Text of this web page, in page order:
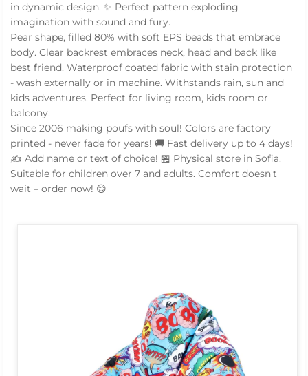
in dynamic design. ✨ Perfect pattern exploding
imagination with sound and fury.
Pear shape, filled 80% with soft EPS beads that embrace
body. Clear backrest embraces neck, head and back like
best friend. Waterproof coated fabric with stain protection
- wash externally or in machine. Withstands rain, sun and
kids adventures. Perfect for living room, kids room or
balcony.
Since 2006 making poufs with soul! Colors are factory
printed - never fade for years! 🚚 Fast delivery up to 4 days!
✍️ Add name or text of choice! 🏪 Physical store in Sofia.
Suitable for children over 7 and adults. Comfort doesn't
wait – order now! 😊